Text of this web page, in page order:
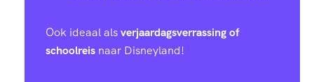
Ook ideaal alsverjaardagsverrassing of
schoolreis naar Disneyland!